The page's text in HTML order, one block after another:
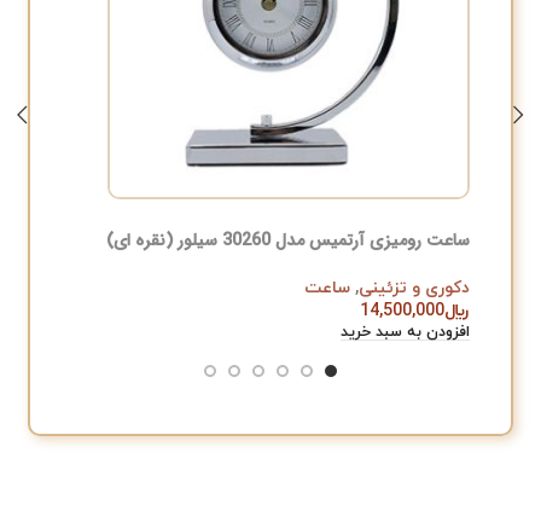
ساعت رومیزی آرتمیس مدل 30260 سیلور (نقره ای)
دکوری و تزئینی, ساعت
﷼14,500,000
افزودن به سبد خرید